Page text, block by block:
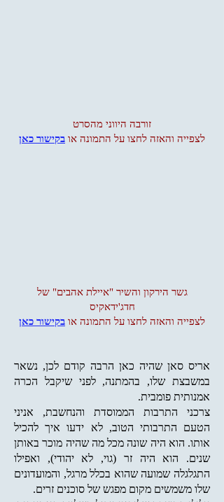
זורבה היווני מהסרט
לצפייה והאזה לחצו על התמונה או בקישור כאן
גשר הירקון והשיר "איילת אהבים" של
חדג'ידאקיס
לצפייה והאזה לחצו על התמונה או בקישור כאן
אריס סאן שהיה כאן הרבה קודם לכן, נשאר
במשבצת שלו, בהמתנה, לפני שיקבל הכרה
אמנותית פומבית.
צרכני התרבות הממוסדת והנחשבת, אניני
הטעם התרבותי הטוב, לא ידעו איך להכיל
אותו. הוא היה שונה מכל מה שהיה מוכר באותן
שנים. הוא היה זר (גוי, לא יהודי), ואפילו
התגלגלה שמועה שהוא בכלל מרגל, והמועדונים
שלו משמשים מקום מפגש של סוכנים זרים.